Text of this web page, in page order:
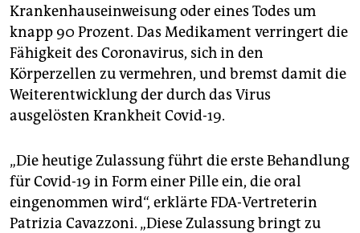
Krankenhauseinweisung oder eines Todes um
knapp 90 Prozent. Das Medikament verringert die
Fähigkeit des Coronavirus, sich in den
Körperzellen zu vermehren, und bremst damit die
Weiterentwicklung der durch das Virus
ausgelösten Krankheit Covid-19.
„Die heutige Zulassung führt die erste Behandlung
für Covid-19 in Form einer Pille ein, die oral
eingenommen wird“, erklärte FDA-Vertreterin
Patrizia Cavazzoni. „Diese Zulassung bringt zu